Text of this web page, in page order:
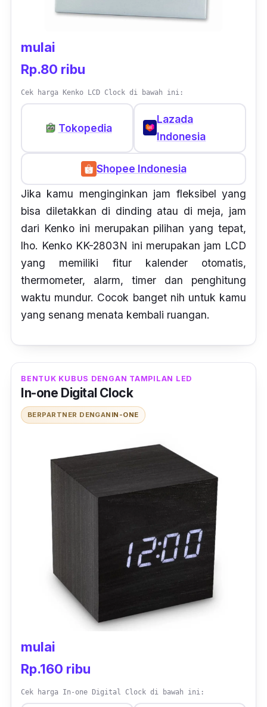
mulai
Rp.80 ribu
Cek harga Kenko LCD Clock di bawah ini:
Tokopedia
Lazada
Indonesia
Shopee Indonesia
Jika kamu menginginkan jam fleksibel yang
bisa diletakkan di dinding atau di meja, jam
dari Kenko ini merupakan pilihan yang tepat,
lho. Kenko KK-2803N ini merupakan jam LCD
yang memiliki fitur kalender otomatis,
thermometer,
alarm, timer dan penghitung
waktu mundur. Cocok banget nih untuk kamu
yang senang menata kembali ruangan.
BENTUK KUBUS DENGAN TAMPILAN LED
In-one Digital Clock
BERPARTNER DENGAN IN-ONE
mulai
Rp.160 ribu
Cek harga In-one Digital Clock di bawah ini: